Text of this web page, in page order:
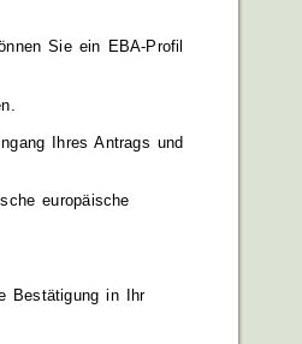
Sie ein EBA-Profil
Ihres Antrags und
europäische
Bestätigung in Ihr